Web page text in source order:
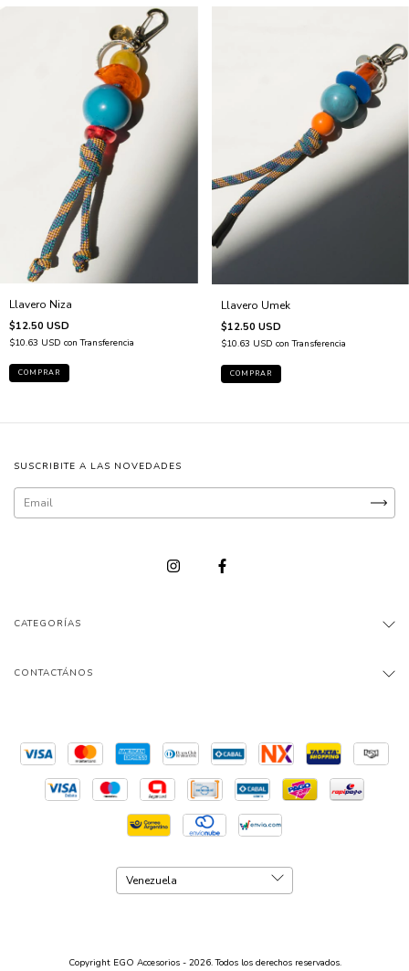
Llavero Niza
$12.50 USD
$10.63 USD con Transferencia
Llavero Umek
$12.50 USD
$10.63 USD con Transferencia
SUSCRIBITE A LAS NOVEDADES
CATEGORÍAS
CONTACTÁNOS
Copyright EGO Accesorios - 2026. Todos los derechos reservados.